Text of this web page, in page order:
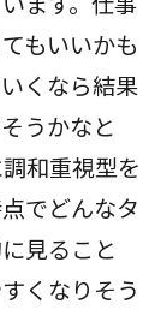
もいいかも
くなら結果
うかなと
和重視型を
でどんなタ
見ること
くなりそう